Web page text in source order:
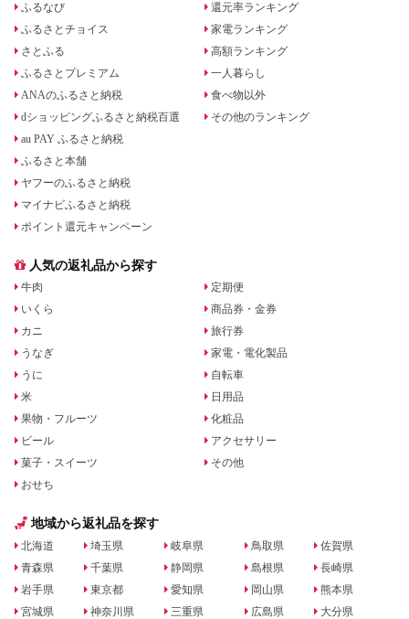
ふるなび
ふるさとチョイス
さとふる
ふるさとプレミアム
ANAのふるさと納税
dショッピングふるさと納税百選
au PAY ふるさと納税
ふるさと本舗
ヤフーのふるさと納税
マイナビふるさと納税
ポイント還元キャンペーン
還元率ランキング
家電ランキング
高額ランキング
一人暮らし
食べ物以外
その他のランキング
人気の返礼品から探す
牛肉
いくら
カニ
うなぎ
うに
米
果物・フルーツ
ビール
菓子・スイーツ
おせち
定期便
商品券・金券
旅行券
家電・電化製品
自転車
日用品
化粧品
アクセサリー
その他
地域から返礼品を探す
北海道
青森県
岩手県
宮城県
埼玉県
千葉県
東京都
神奈川県
岐阜県
静岡県
愛知県
三重県
鳥取県
島根県
岡山県
広島県
佐賀県
長崎県
熊本県
大分県